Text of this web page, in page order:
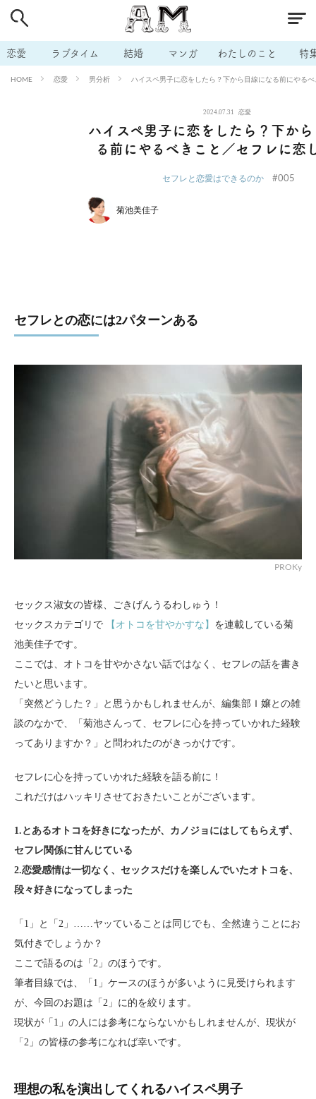
恋愛 ラブタイム 結婚 マンガ わたしのこと 特
HOME 恋愛 男分析 ハイスペ男子に恋をしたら？下から目線になる前にやる
2024.07.31 恋愛
ハイスペ男子に恋をしたら？下か
る前にやるべきこと／セフレに恋
セフレと恋愛はできるのか #005
菊池美佳子
セフレとの恋には2パターンある
PROKy
セックス淑女の皆様、ごきげんうるわしゅう！
セックスカテゴリで 【オトコを甘やかすな】 を連載している菊
池美佳子です。
ここでは、オトコを甘やかさない話ではなく、セフレの話を書き
たいと思います。
「突然どうした？」と思うかもしれませんが、編集部Ｉ嬢との雑
談のなかで、「菊池さんって、セフレに心を持っていかれた経験
ってありますか？」と問われたのがきっかけです。
セフレに心を持っていかれた経験を語る前に！
これだけはハッキリさせておきたいことがございます。
1.とあるオトコを好きになったが、カノジョにはしてもらえず、
セフレ関係に甘んじている
2.恋愛感情は一切なく、セックスだけを楽しんでいたオトコを、
段々好きになってしまった
「1」と「2」……ヤッていることは同じでも、全然違うことにお
気付きでしょうか？
ここで語るのは「2」のほうです。
筆者目線では、「1」ケースのほうが多いように見受けられます
が、今回のお題は「2」に的を絞ります。
現状が「1」の人には参考にならないかもしれませんが、現状が
「2」の皆様の参考になれば幸いです。
理想の私を演出してくれるハイスペ男子
# 男の本音 # セフレ # 不倫
# 出会う方法 # マッチングアプリ # ラブグッズ # 体の相